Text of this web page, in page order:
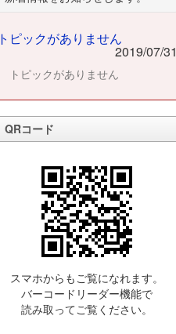
トピックがありません
2019/07/31
トピックがありません
QRコード
スマホからもご覧になれます。
バーコードリーダー機能で
読み取ってご覧ください。